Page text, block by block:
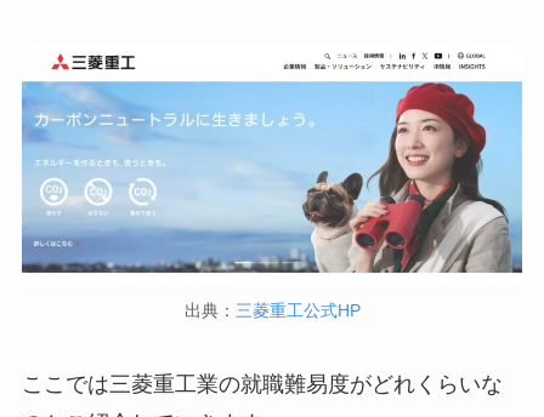
出典： 三菱重工公式HP
ここでは三菱重工業の就職難易度がどれくらいな